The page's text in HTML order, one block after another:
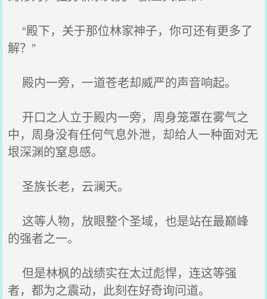
“殿下，关于那位林家神子，你可还有更多了
解？”
殿内一旁，一道苍老却威严的声音响起。
开口之人立于殿内一旁，周身笼罩在雾气之
中，周身没有任何气息外泄，却给人一种面对无
垠深渊的窒息感。
圣族长老，云澜天。
这等人物，放眼整个圣域，也是站在最巅峰
的强者之一。
但是林枫的战绩实在太过彪悍，连这等强
者，都为之震动，此刻在好奇询问道。